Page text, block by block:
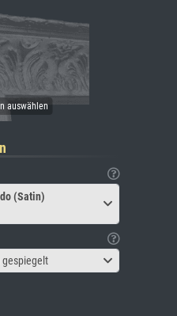
(Satin)
gespiegelt